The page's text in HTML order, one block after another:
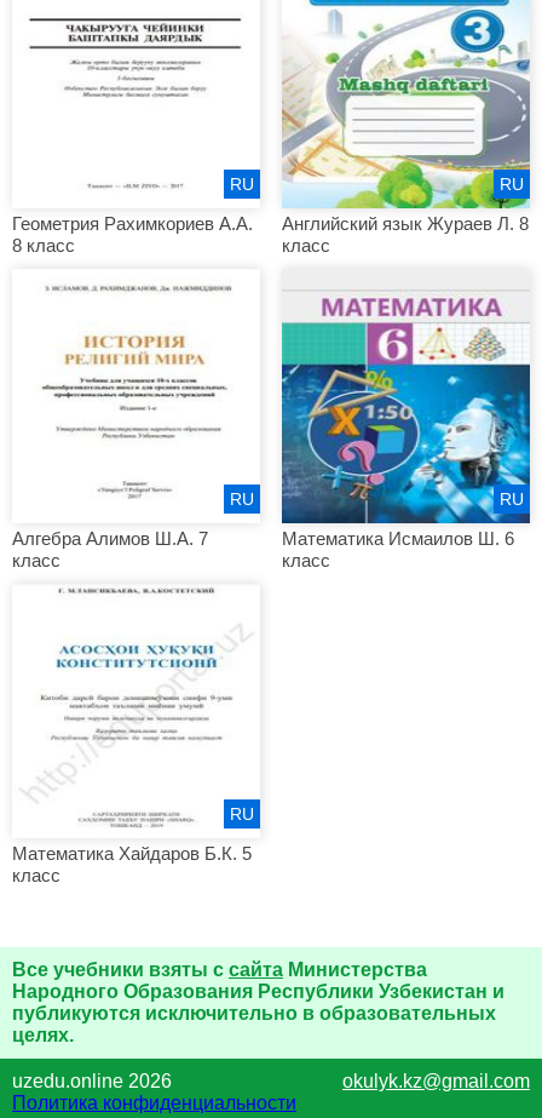
Геометрия Рахимкориев А.А.
8 класс
RU
Английский язык Жураев Л. 8
класс
RU
Алгебра Алимов Ш.А. 7
класс
RU
Математика Исмаилов Ш. 6
класс
RU
Математика Хайдаров Б.К. 5
класс
RU
Все учебники взяты с сайта Министерства
Народного Образования Республики Узбекистан и
публикуются исключительно в образовательных
целях.
uzedu.online 2026
okulyk.kz@gmail.com
Политика конфиденциальности